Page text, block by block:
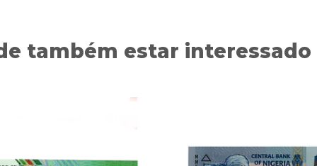
também estar interessado